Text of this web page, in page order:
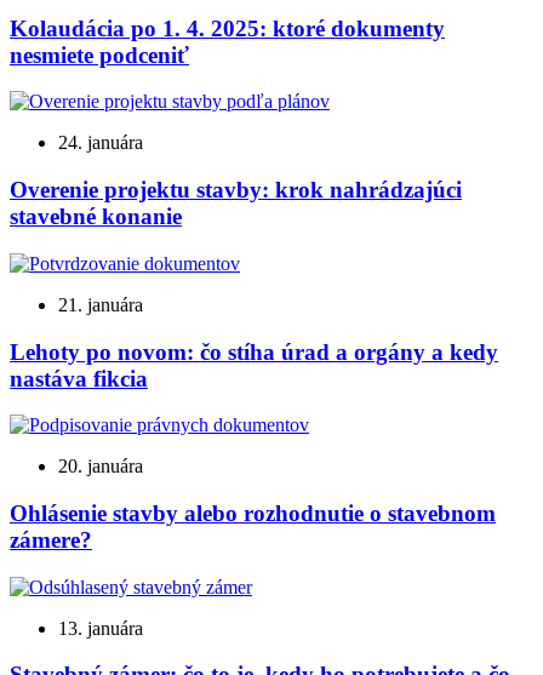
Kolaudácia po 1. 4. 2025: ktoré dokumenty
nesmiete podceniť
24. januára
Overenie projektu stavby: krok nahrádzajúci
stavebné konanie
21. januára
Lehoty po novom: čo stíha úrad a orgány a kedy
nastáva fikcia
20. januára
Ohlásenie stavby alebo rozhodnutie o stavebnom
zámere?
13. januára